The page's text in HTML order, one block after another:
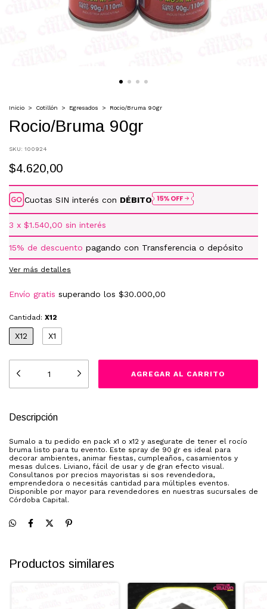
Inicio > Cotillón > Egresados > Rocio/Bruma 90gr
Rocio/Bruma 90gr
SKU: 100924
$4.620,00
Cuotas SIN interés con DÉBITO
3 x $1.540,00 sin interés
15% de descuento pagando con Transferencia o depósito
Ver más detalles
Envío gratis superando los $30.000,00
Cantidad: X12
X12 X1
Descripción
Sumalo a tu pedido en pack x1 o x12 y asegurate de tener el rocío
bruma listo para tu evento. Este spray de 90 gr es ideal para
decorar ambientes, animar fiestas, cumpleaños, casamientos y
mesas dulces. Liviano, fácil de usar y de gran efecto visual.
Consultanos por precios mayoristas si sos revendedora,
emprendedora o necesitás cantidad para múltiples eventos.
Disponible por mayor para revendedores en nuestras sucursales de
Córdoba Capital.
Productos similares